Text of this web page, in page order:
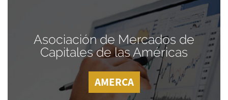
Asociación de Mercados de
Capitales de las Américas
AMERCA